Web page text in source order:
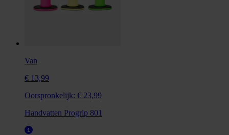
Van
€ 13,99
Oorspronkelijk: € 23,99
Handvatten Progrip 801